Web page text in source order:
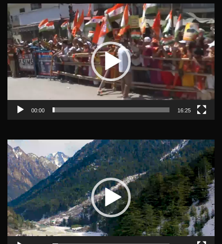
Video
Player
00:00 16:25
Video
Player